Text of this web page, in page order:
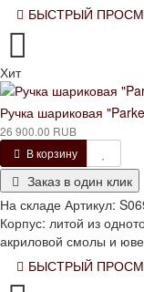
БЫСТРЫЙ
Хит
Ручка шариковая
26 900.00 RUB
В корзину
Заказ в один клик
На складе Артикул:
Корпус: литой из
акриловой смолы и
БЫСТРЫЙ